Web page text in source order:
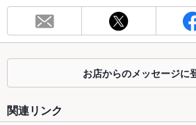
総席数 200席(1階80席、2階宴会場120席
最大宴会収
120人
あり ：座敷個室1部屋(８～10名)
子半個室2部屋(5～7名)
座敷
お店からのメッセージに
関連リンク